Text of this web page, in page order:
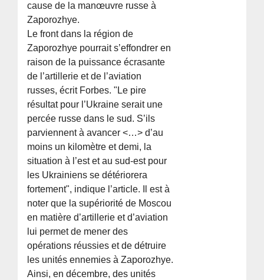
cause de la manœuvre russe à
Zaporozhye.
Le front dans la région de
Zaporozhye pourrait s’effondrer en
raison de la puissance écrasante
de l’artillerie et de l’aviation
russes, écrit Forbes. "Le pire
résultat pour l’Ukraine serait une
percée russe dans le sud. S’ils
parviennent à avancer <…> d’au
moins un kilomètre et demi, la
situation à l’est et au sud-est pour
les Ukrainiens se détériorera
fortement", indique l’article. Il est à
noter que la supériorité de Moscou
en matière d’artillerie et d’aviation
lui permet de mener des
opérations réussies et de détruire
les unités ennemies à Zaporozhye.
Ainsi, en décembre, des unités